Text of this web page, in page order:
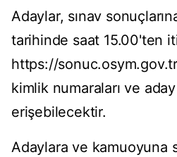
Adaylar, sınav
tarihinde saat 15.00'ten
https://
kimlik numaraları ve
erişebilecektir.
Adaylara ve kamuoyuna